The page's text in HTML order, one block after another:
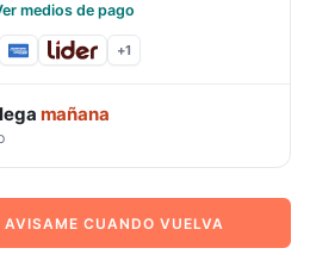
medios de pago
+1
mañana
AVISAME CUANDO VUELVA